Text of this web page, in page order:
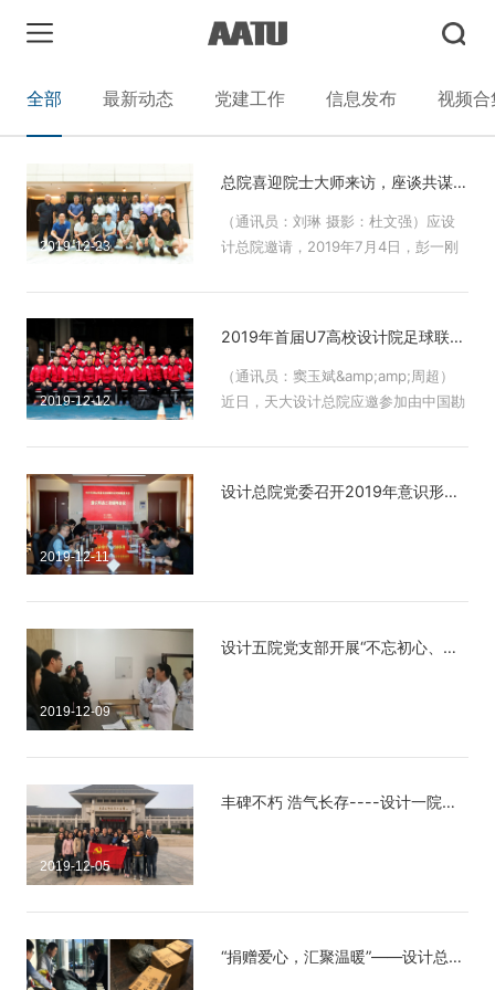
全部 最新动态 党建工作 信息发布 视频合
2019-12-23
总院喜迎院士大师来访，座谈共谋天大建筑发展
（通讯员：刘琳 摄影：杜文强）应设
计总院邀请，2019年7月4日，彭一刚
师一行到访设计总院，与总院领导、总
总师代表等13人出席会议，建筑学院相
关领导参加座谈。设计总院院长袁大昌
主持座谈会。
2019-12-12
2019年首届U7高校设计院足球联赛圆满落幕，设计总院球队勇争佳绩
（通讯员：窦玉斌&amp;amp;周超）
近日，天大设计总院应邀参加由中国勘
办、华南理工大学建筑设计研究院承办
赛...
2019-12-11
设计总院党委召开2019年意识形态工作研判会议
2019-12-09
设计五院党支部开展“不忘初心、牢记使命”主题教育志愿公益服务活动
2019-12-05
丰碑不朽 浩气长存----设计一院党支部参观周邓纪念馆
“捐赠爱心，汇聚温暖”——设计总院职能第一、第二党支部、规划第一党支部大凉山爱心捐赠活动纪实